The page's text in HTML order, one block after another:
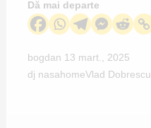
Dă mai departe
bogdan 13 mart., 2025
dj nasahomeVlad Dobrescu